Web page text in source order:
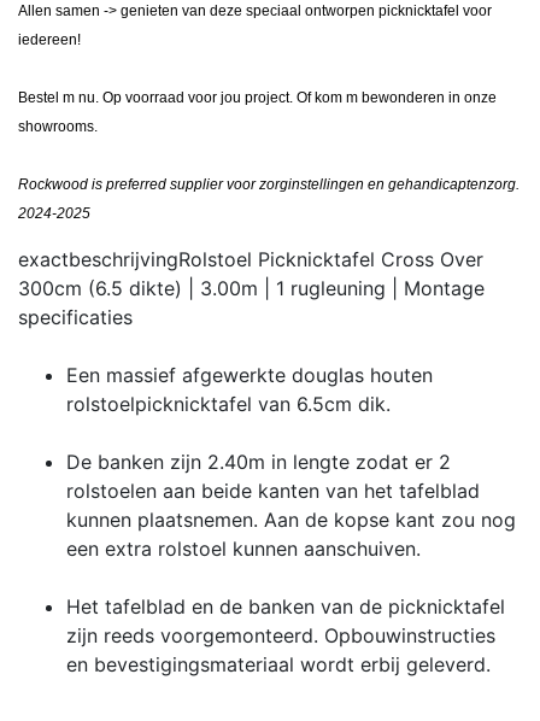
Allen samen -> genieten van deze speciaal ontworpen picknicktafel voor
iedereen!
Bestel m nu. Op voorraad voor jou project. Of kom m bewonderen in onze
showrooms.
Rockwood is preferred supplier voor zorginstellingen en gehandicaptenzorg.
2024-2025
exactbeschrijvingRolstoel Picknicktafel Cross Over
300cm (6.5 dikte) | 3.00m | 1 rugleuning | Montage
specificaties
Een massief afgewerkte douglas houten
rolstoelpicknicktafel van 6.5cm dik.
De banken zijn 2.40m in lengte zodat er 2
rolstoelen aan beide kanten van het tafelblad
kunnen plaatsnemen. Aan de kopse kant zou nog
een extra rolstoel kunnen aanschuiven.
Het tafelblad en de banken van de picknicktafel
zijn reeds voorgemonteerd. Opbouwinstructies
en bevestigingsmateriaal wordt erbij geleverd.